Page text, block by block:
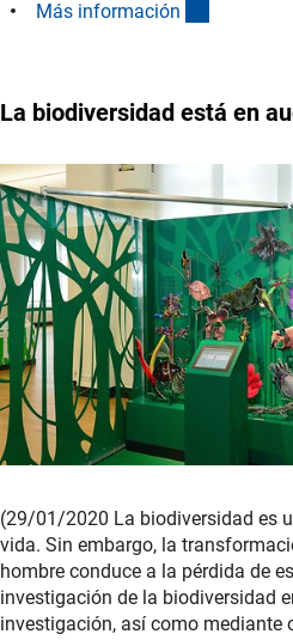
Más información
La biodiversidad está en
(29/01/2020 La biodiversidad es
vida. Sin embargo, la
hombre conduce a la pérdida de
investigación de la biodiversidad
investigación, así como mediante